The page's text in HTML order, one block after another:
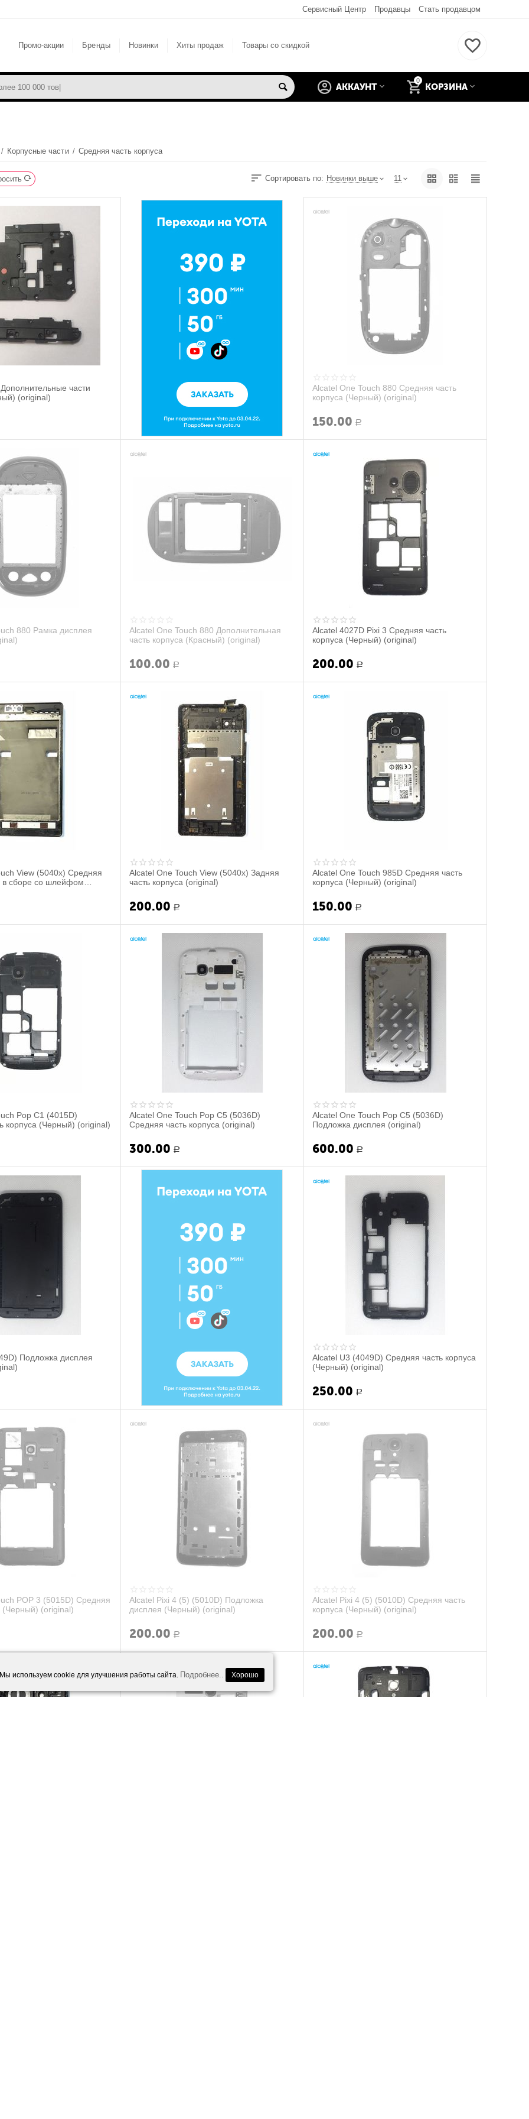
Мы используем cookie для улучшения работы сайта. Подробнее.. Хорошо
Сервисный Центр Продавцы Стать продавцом
Промо-акции Бренды Новинки Хиты продаж Товары со скидкой
0
КОРЗИНА
АККАУНТ
/ Корпусные части / Средняя часть корпуса
Сортировать по: Новинки выше 11
части
(original)
Alcatel One Touch 880 Средняя часть
корпуса (Черный) (original)
150.00 Р
880 Рамка дисплея
Alcatel One Touch 880 Дополнительная
часть корпуса (Красный) (original)
100.00 Р
Alcatel 4027D Pixi 3 Средняя часть
корпуса (Черный) (original)
200.00 Р
View (5040x) Средняя
в сборе со шлейфом
Alcatel One Touch View (5040x) Задняя
часть корпуса (original)
200.00 Р
Alcatel One Touch 985D Средняя часть
корпуса (Черный) (original)
150.00 Р
Pop C1 (4015D)
корпуса (Черный) (original)
Alcatel One Touch Pop C5 (5036D)
Средняя часть корпуса (original)
300.00 Р
Alcatel One Touch Pop C5 (5036D)
Подложка дисплея (original)
600.00 Р
Подложка дисплея
Alcatel U3 (4049D) Средняя часть корпуса
(Черный) (original)
250.00 Р
POP 3 (5015D) Средняя
(Черный) (original)
Alcatel Pixi 4 (5) (5010D) Подложка
дисплея (Черный) (original)
200.00 Р
Alcatel Pixi 4 (5) (5010D) Средняя часть
корпуса (Черный) (original)
200.00 Р